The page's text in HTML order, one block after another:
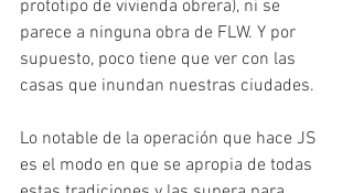
prototipo de vivienda obrera), ni se
parece a ninguna obra de FLW. Y por
supuesto, poco tiene que ver con las
casas que inundan nuestras ciudades.
Lo notable de la operación que hace JS
es el modo en que se apropia de todas